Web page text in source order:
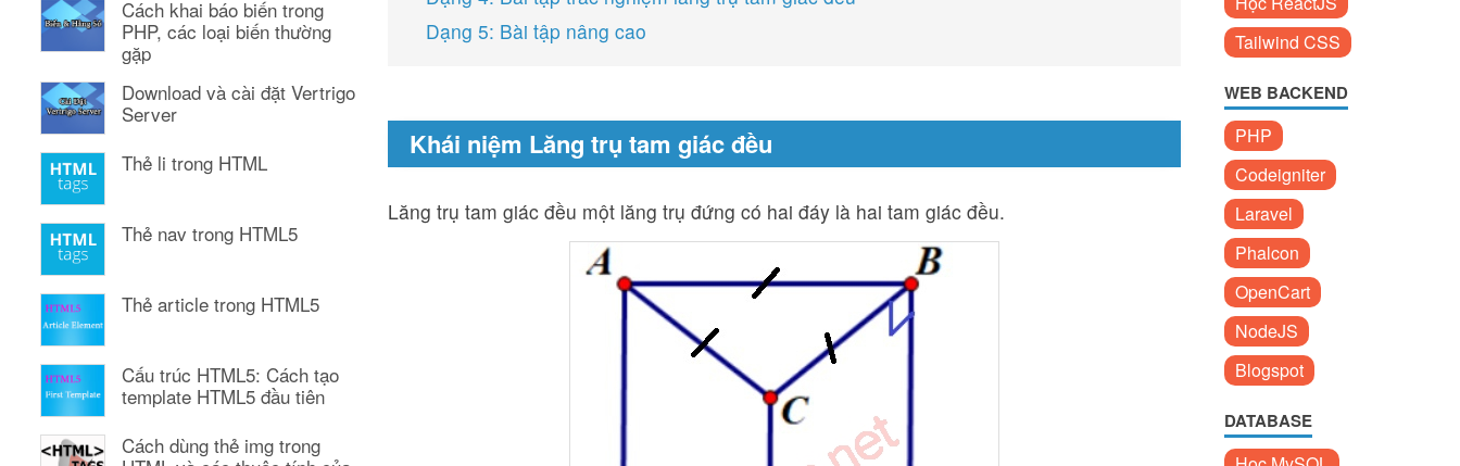
Cách khai báo biến trong
PHP, các loại biến thường
gặp
Download và cài đặt Vertrigo
Server
Thẻ li trong HTML
Thẻ nav trong HTML5
Thẻ article trong HTML5
Cấu trúc HTML5: Cách tạo
template HTML5 đầu tiên
Cách dùng thẻ img trong
Dạng 5: Bài tập nâng cao
Khái niệm Lăng trụ tam giác đều
Lăng trụ tam giác đều một lăng trụ đứng có hai đáy là hai tam giác đều.
Tailwind CSS
WEB BACKEND
PHP
Codeigniter
Laravel
Phalcon
OpenCart
NodeJS
Blogspot
DATABASE